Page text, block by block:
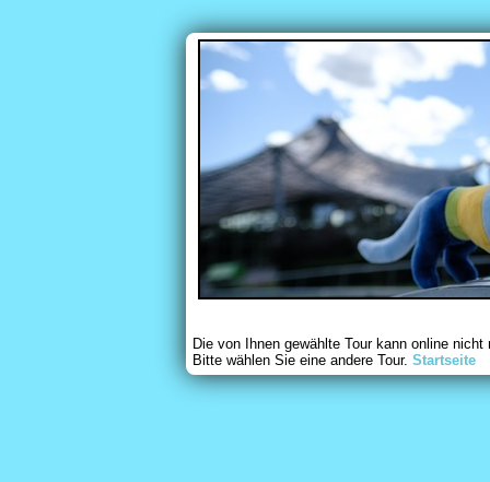
Die von Ihnen gewählte Tour kann online nicht
Bitte wählen Sie eine andere Tour. Startseite